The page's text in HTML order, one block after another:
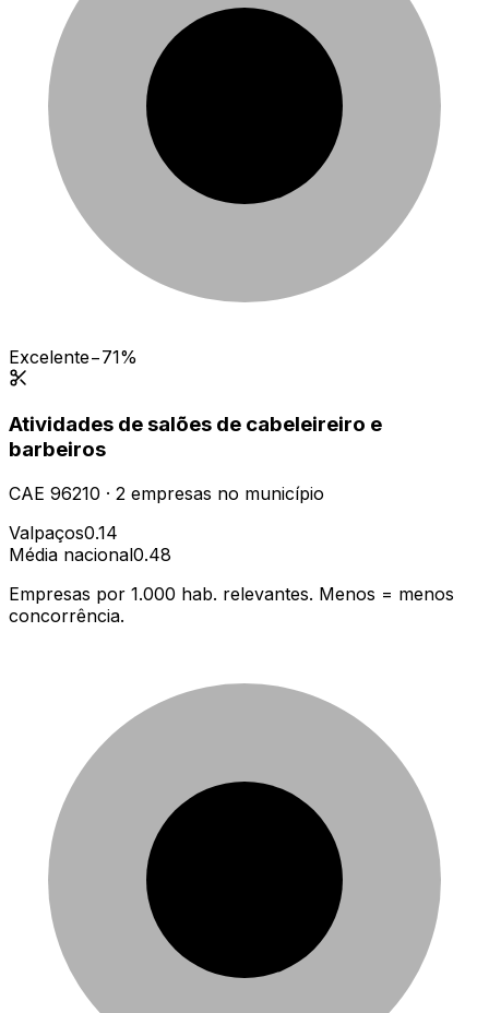
Excelente−71%
Atividades de salões de cabeleireiro e
barbeiros
CAE 96210 · 2 empresas no município
Valpaços0.14
Média nacional0.48
Empresas por 1.000 hab. relevantes. Menos = menos
concorrência.